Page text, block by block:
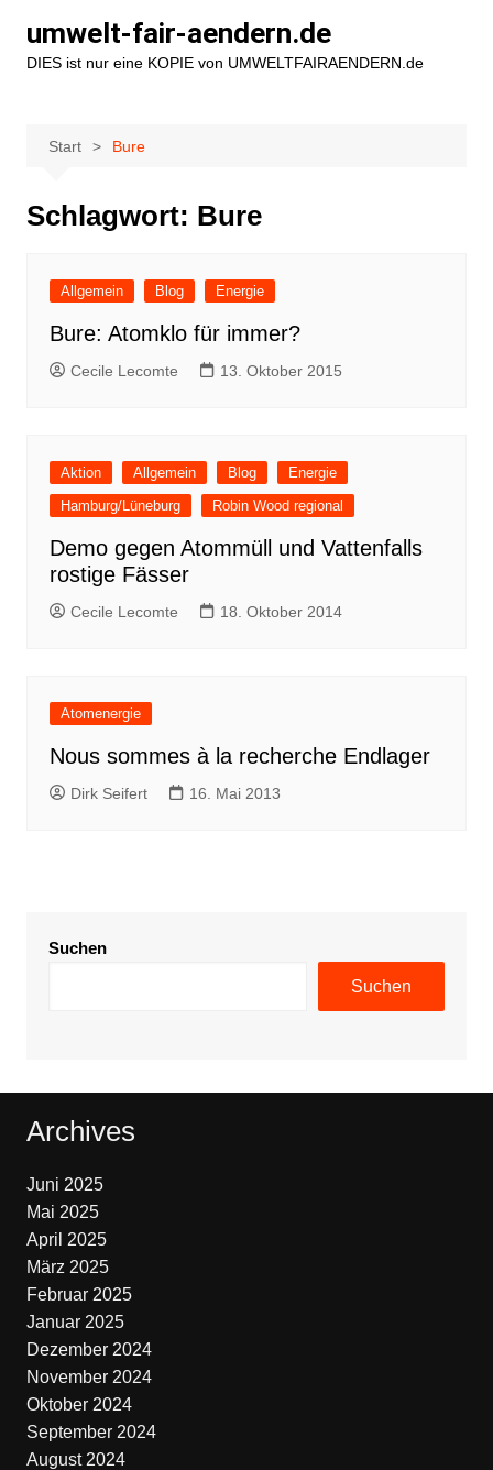
Inhalt
springen
umwelt-fair-aendern.de
DIES ist nur eine KOPIE von UMWELTFAIRAENDERN.de
Start Bure
Schlagwort: Bure
Allgemein Blog Energie
Bure: Atomklo für immer?
Cecile Lecomte 13. Oktober 2015
Aktion Allgemein Blog
Energie
Hamburg/Lüneburg
Robin Wood regional
Demo gegen Atommüll und Vattenfalls
rostige Fässer
Cecile Lecomte 18. Oktober 2014
Atomenergie
Nous sommes à la recherche Endlager
Dirk Seifert 16. Mai 2013
Suchen
Suchen
Archives
Juni 2025
Mai 2025
April 2025
März 2025
Februar 2025
Januar 2025
Dezember 2024
November 2024
Oktober 2024
September 2024
August 2024